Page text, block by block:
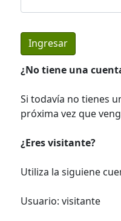
¿No tiene una
Si todavía no tienes
próxima vez que
¿Eres visitante?
Utiliza la siguiene
Usuario: visitante